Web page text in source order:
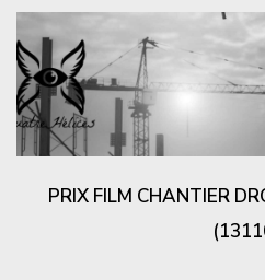
PRIX FILM CHANTIER